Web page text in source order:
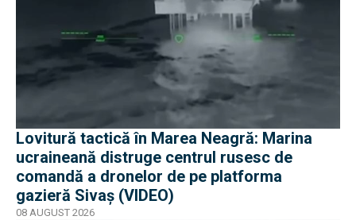
Lovitură tactică în Marea Neagră: Marina
ucraineană distruge centrul rusesc de
comandă a dronelor de pe platforma
gazieră Sivaș (VIDEO)
08 AUGUST 2026